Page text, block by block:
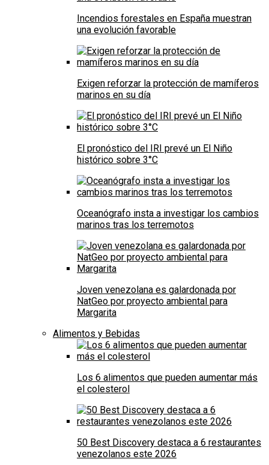
Incendios forestales en España muestran
una evolución favorable
Exigen reforzar la protección de mamíferos
marinos en su día
El pronóstico del IRI prevé un El Niño
histórico sobre 3°C
Oceanógrafo insta a investigar los cambios
marinos tras los terremotos
Joven venezolana es galardonada por
NatGeo por proyecto ambiental para
Margarita
Alimentos y Bebidas
Los 6 alimentos que pueden aumentar más
el colesterol
50 Best Discovery destaca a 6 restaurantes
venezolanos este 2026